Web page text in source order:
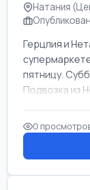
Натания
Герцлия и
пятницу.
Подвозка из
0